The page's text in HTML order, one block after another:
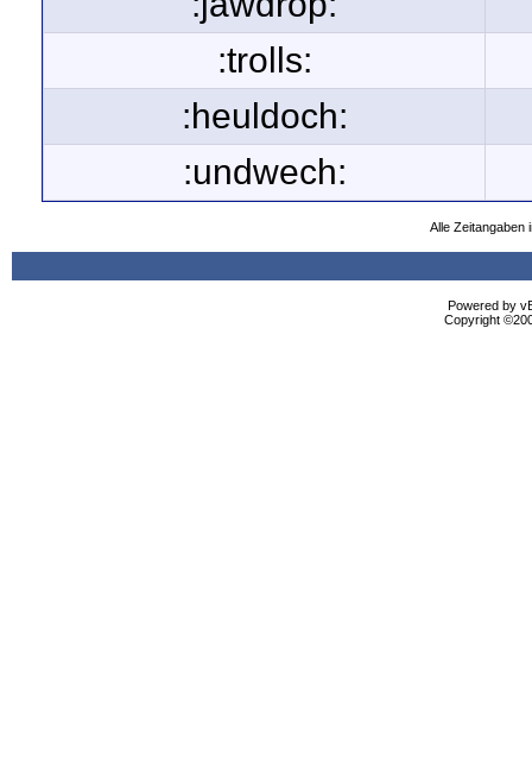
:trolls:
:heuldoch:
:undwech:
Alle Zeitangaben
Powered by
Copyright